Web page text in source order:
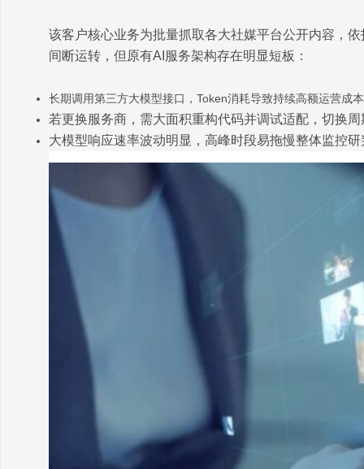
该客户核心业务为批量抓取各大社媒平台公开内容，
间断运转，但原有AI服务架构存在明显短板：
长期调用第三方大模型接口，Token消耗导致持续高额运营成
若更换服务商，需大面积重构代码并调试适配，切换
大模型响应速率波动明显，高峰时段易拖慢整体监控